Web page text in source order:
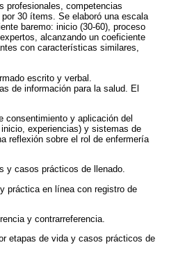
profesionales, competencias
30 ítems. Se elaboró una escala
baremo: inicio (30-60), proceso
alcanzando un coeficiente
con características similares,
escrito y verbal.
de información para la salud. El
consentimiento y aplicación del
experiencias) y sistemas de
reflexión sobre el rol de enfermería
y casos prácticos de llenado.
práctica en línea con registro de
y contrarreferencia.
etapas de vida y casos prácticos de